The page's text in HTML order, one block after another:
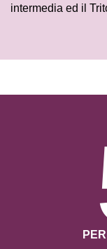
intermedia ed il